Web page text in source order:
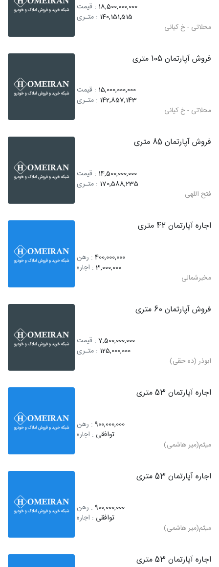
18,500,000,000 : قیمت
140,151,515 : متـری
محلاتی - خ کیانی
فروش آپارتمان 105 متری
15,000,000,000 : قیمت
142,857,143 : متـری
محلاتی - خ کیانی
فروش آپارتمان 85 متری
14,500,000,000 : قیمت
170,588,235 : متـری
فتح اللهی
اجاره آپارتمان 42 متری
400,000,000 : رهن
3,000,000 : اجاره
مخبرشمالی
فروش آپارتمان 60 متری
7,500,000,000 : قیمت
125,000,000 : متـری
ابوذر (ده حقی)
اجاره آپارتمان 53 متری
900,000,000 : رهن
توافقی : اجاره
میثم(میر هاشمی)
اجاره آپارتمان 53 متری
900,000,000 : رهن
توافقی : اجاره
میثم(میر هاشمی)
اجاره آپارتمان 53 متری